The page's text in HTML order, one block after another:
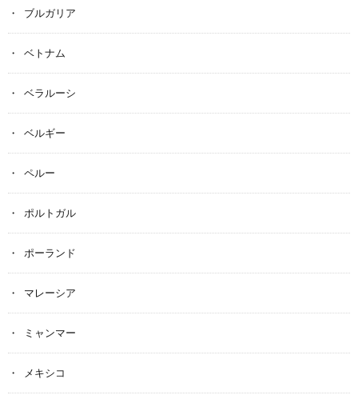
ブルガリア
ベトナム
ベラルーシ
ベルギー
ペルー
ポルトガル
ポーランド
マレーシア
ミャンマー
メキシコ